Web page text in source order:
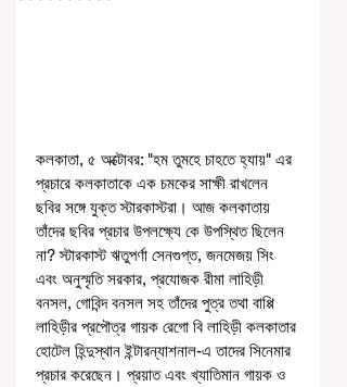
কলকাতা, ৫ অক্টোবর: "হম তুমহে চাহতে হ্যায়" এর
প্রচারে কলকাতাকে এক চমকের সাক্ষী রাখলেন
ছবির সঙ্গে যুক্ত স্টারকাস্টরা। আজ কলকাতায়
তাঁদের ছবির প্রচার উপলক্ষ্যে কে উপস্থিত ছিলেন
না? স্টারকাস্ট ঋতুপর্ণা সেনগুপ্ত, জনমেজয় সিং
এবং অনুস্মৃতি সরকার, প্রযোজক রীমা লাহিড়ী
বনসল, গোবিন্দ বনসল সহ তাঁদের পুত্র তথা বাপ্পি
লাহিড়ীর প্রপৌত্র গায়ক রেগো বি লাহিড়ী কলকাতার
হোটেল হিন্দুস্থান ইন্টারন্যাশনাল-এ তাদের সিনেমার
প্রচার করেছেন। প্রয়াত এবং খ্যাতিমান গায়ক ও